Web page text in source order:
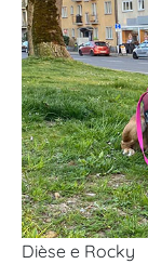
Dièse e Rocky